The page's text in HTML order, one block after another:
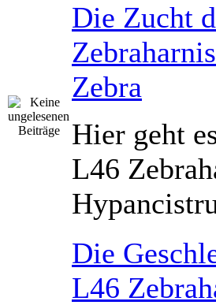
Die Zucht
Zebra
Hier geht
L46
Die
L46